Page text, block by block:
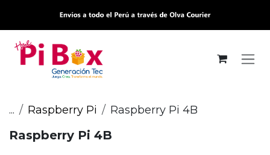
... Raspberry Pi Raspberry Pi 4B
Raspberry Pi 4B